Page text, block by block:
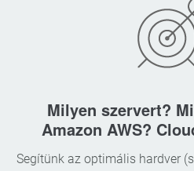
Milyen szervert?
Amazon AWS?
Segítünk az optimális hardver